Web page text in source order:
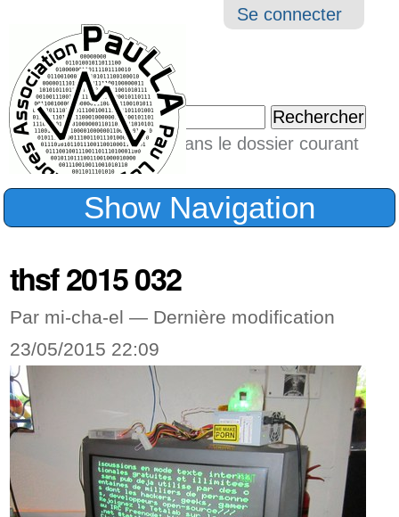
Outils
Se connecter
Chercher par
Seulement dans le dossier courant
Recherche
Show Navigation
thsf 2015 032
Par mi-cha-el — Dernière modification
23/05/2015 22:09